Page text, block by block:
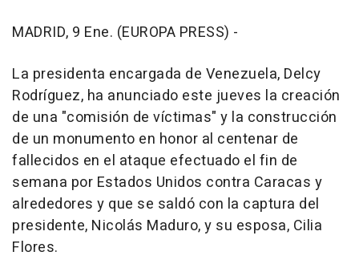
MADRID, 9 Ene. (EUROPA PRESS) -
La presidenta encargada de Venezuela, Delcy
Rodríguez, ha anunciado este jueves la creación
de una "comisión de víctimas" y la construcción
de un monumento en honor al centenar de
fallecidos en el ataque efectuado el fin de
semana por Estados Unidos contra Caracas y
alrededores y que se saldó con la captura del
presidente, Nicolás Maduro, y su esposa, Cilia
Flores.